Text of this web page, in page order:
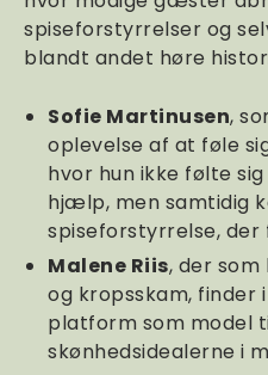
spiseforstyrrelser og
blandt andet høre
Sofie Martinusen,
oplevelse af at føle
hvor hun ikke følte sig
hjælp, men samtidig
spiseforstyrrelse, der
Malene Riis, der
og kropsskam, finder
platform som model
skønhedsidealerne i